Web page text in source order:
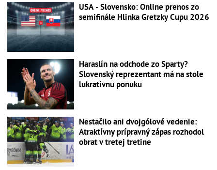
USA - Slovensko: Online prenos zo
semifinále Hlinka Gretzky Cupu 2026
Haraslín na odchode zo Sparty?
Slovenský reprezentant má na stole
lukratívnu ponuku
Nestačilo ani dvojgólové vedenie:
Atraktívny prípravný zápas rozhodol
obrat v tretej tretine